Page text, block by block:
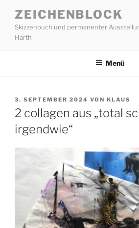
Inhalt
springen
ZEICHENBLOCK
Skizzenbuch und permanenter
Harth
Menü
VERÖFFENTLICHT
AM
3. SEPTEMBER 2024 VON KLAUS
2 collagen aus „total
irgendwie“